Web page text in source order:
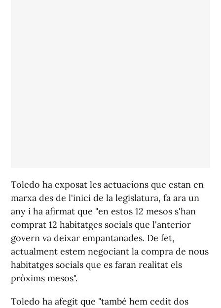
Toledo ha exposat les actuacions que estan en
marxa des de l'inici de la legislatura, fa ara un
any i ha afirmat que "en estos 12 mesos s'han
comprat 12 habitatges socials que l'anterior
govern va deixar empantanades. De fet,
actualment estem negociant la compra de nous
habitatges socials que es faran realitat els
pròxims mesos".
Toledo ha afegit que "també hem cedit dos